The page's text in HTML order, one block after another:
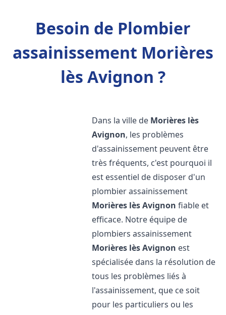
Besoin de Plombier
assainissement Morières
lès Avignon ?
Dans la ville de Morières lès
Avignon, les problèmes
d'assainissement peuvent être
très fréquents, c'est pourquoi il
est essentiel de disposer d'un
plombier assainissement
Morières lès Avignon fiable et
efficace. Notre équipe de
plombiers assainissement
Morières lès Avignon est
spécialisée dans la résolution de
tous les problèmes liés à
l'assainissement, que ce soit
pour les particuliers ou les